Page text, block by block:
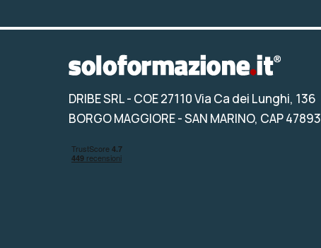
DRIBE SRL- COE 27110 Via Ca dei Lunghi, 136
BORGO MAGGIORE - SAN MARINO, CAP 47893